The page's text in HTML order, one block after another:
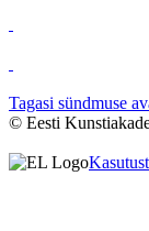
Tagasi sündmuse
© Eesti